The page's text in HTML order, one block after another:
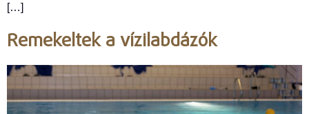
[…]
Remekeltek a vízilabdázók